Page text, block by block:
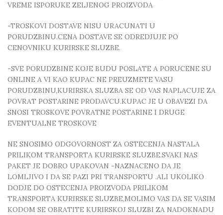
VREME ISPORUKE ZELJENOG PROIZVODA
-TROSKOVI DOSTAVE NISU URACUNATI U
PORUDZBINU.CENA DOSTAVE SE ODREDJUJE PO
CENOVNIKU KURIRSKE SLUZBE.
-SVE PORUDZBINE KOJE BUDU POSLATE A PORUCENE SU
ONLINE A VI KAO KUPAC NE PREUZMETE VASU
PORUDZBINU,KURIRSKA SLUZBA SE OD VAS NAPLACUJE ZA
POVRAT POSTARINE PRODAVCU.KUPAC JE U OBAVEZI DA
SNOSI TROSKOVE POVRATNE POSTARINE I DRUGE
EVENTUALNE TROSKOVE
NE SNOSIMO ODGOVORNOST ZA OSTECENJA NASTALA
PRILIKOM TRANSPORTA KURIRSKE SLUZBE.SVAKI NAS
PAKET JE DOBRO UPAKOVAN -NAZNACENO DA JE
LOMLJIVO I DA SE PAZI PRI TRANSPORTU .ALI UKOLIKO
DODJE DO OSTECENJA PROIZVODA PRILIKOM
TRANSPORTA KURIRSKE SLUZBE,MOLIMO VAS DA SE VASIM
KODOM SE OBRATITE KURIRSKOJ SLUZBI ZA NADOKNADU